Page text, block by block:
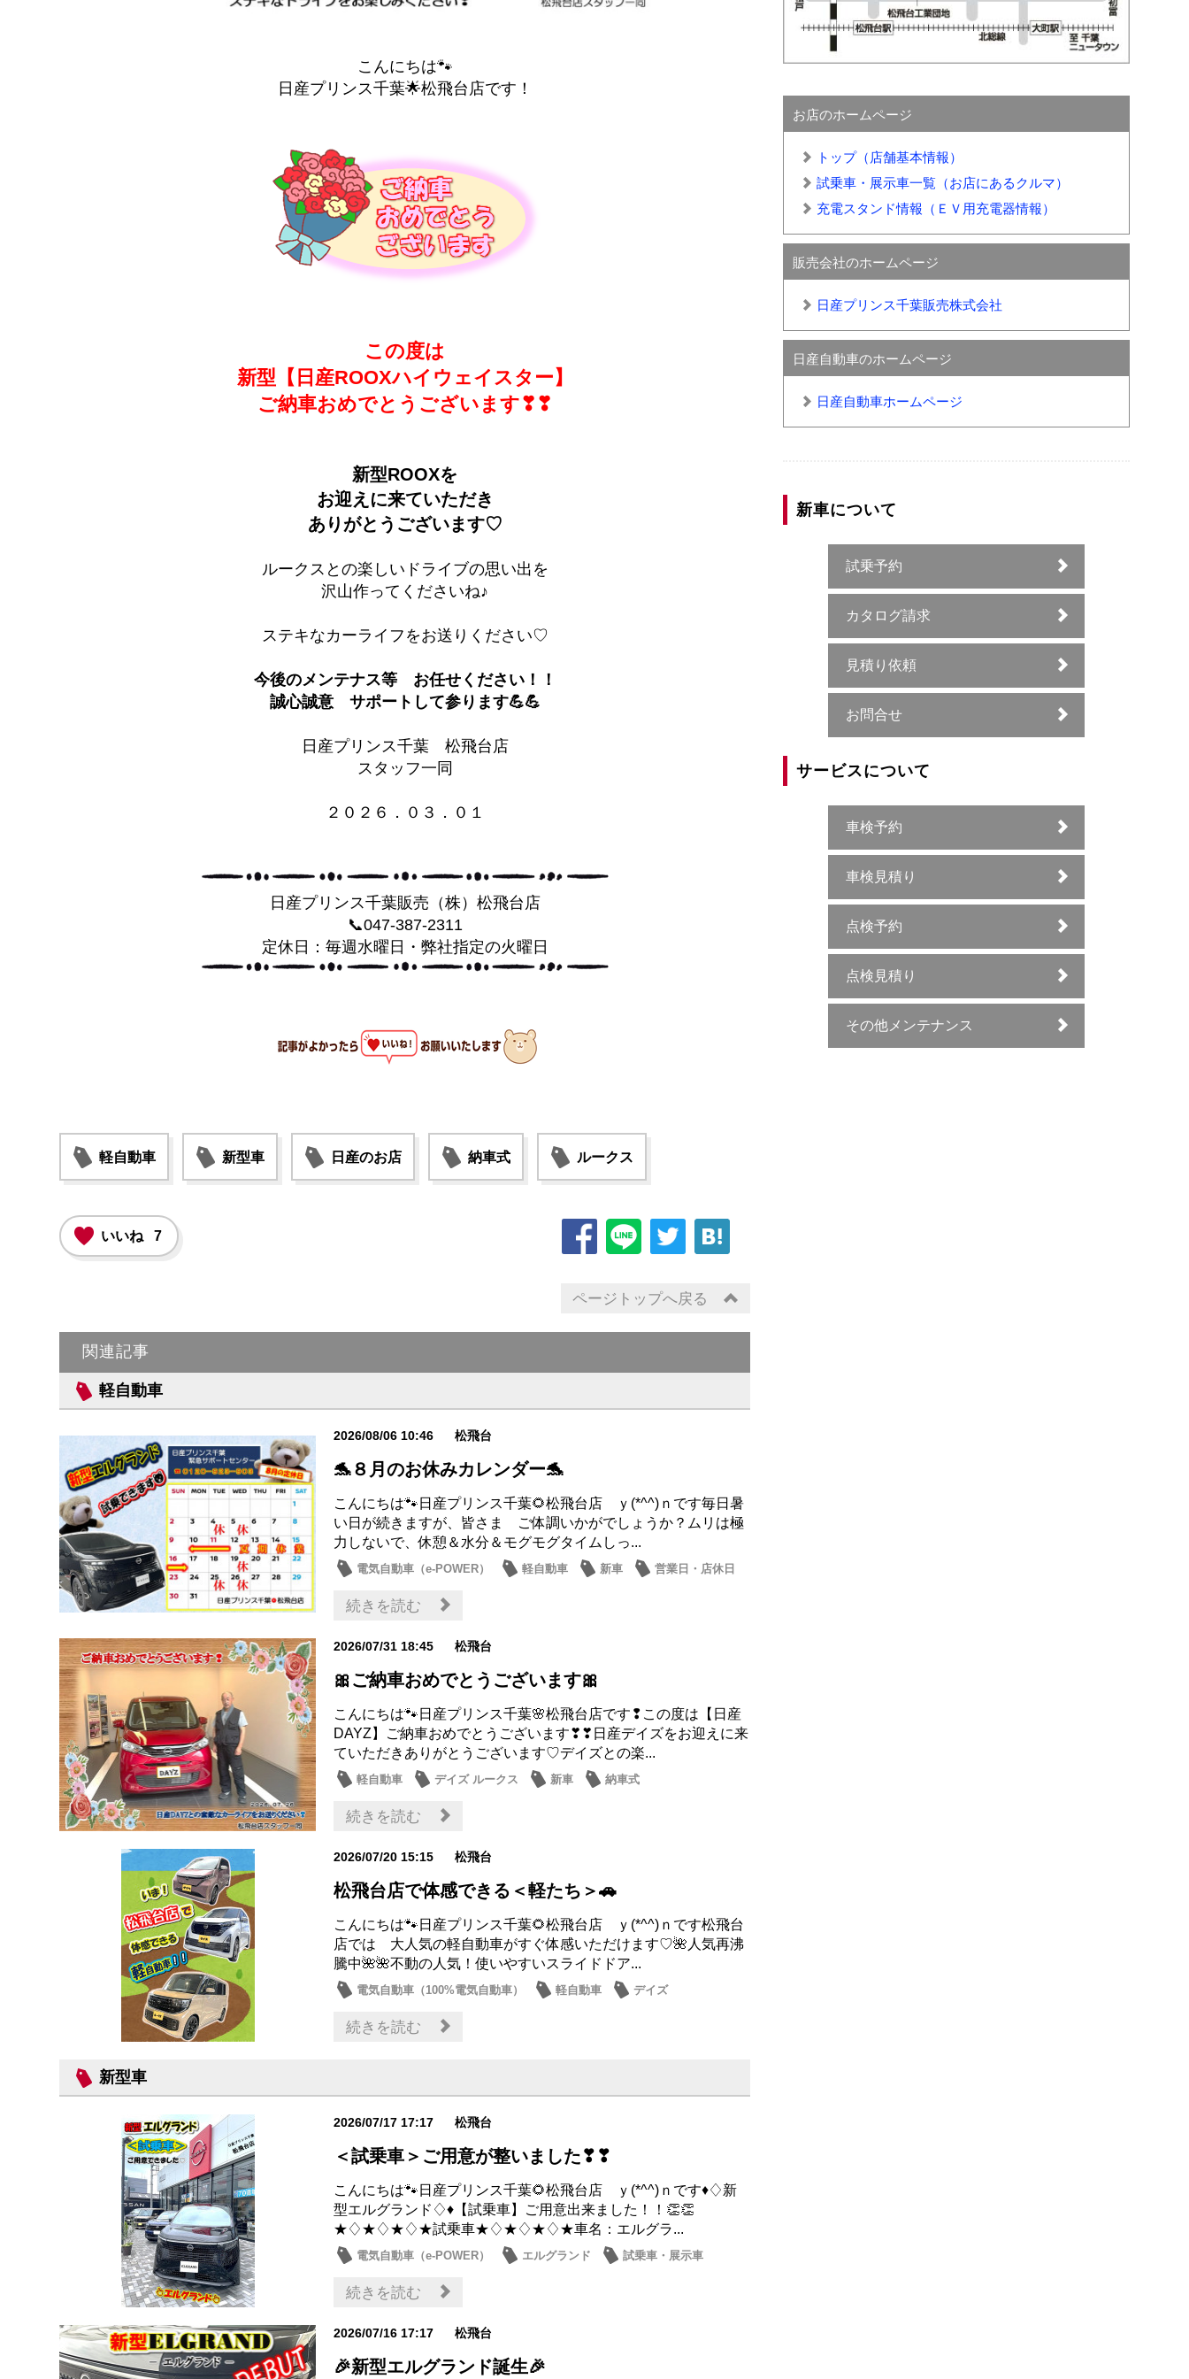
こんにちは🐾
日産プリンス千葉🌟松飛台店です！
この度は
新型【日産ROOXハイウェイスター】
ご納車おめでとうございます❣❣
新型ROOXを
お迎えに来ていただき
ありがとうございます♡
ルークスとの楽しいドライブの思い出を
沢山作ってくださいね♪
ステキなカーライフをお送りください♡
今後のメンテナス等 お任せください！！
誠心誠意 サポートして参ります💪💪
日産プリンス千葉 松飛台店
スタッフ一同
２０２６．０３．０１
日産プリンス千葉販売（株）松飛台店
📞047-387-2311
定休日：毎週水曜日・弊社指定の火曜日
軽自動車 新型車 日産のお店 納車式 ルークス
いいね 7
ページトップへ戻る
関連記事
軽自動車
2026/08/06 10:46 松飛台
🐬８月のお休みカレンダー🐬
こんにちは🐾日産プリンス千葉🌻松飛台店 ｙ(*^^)ｎです毎日暑
い日が続きますが、皆さま ご体調いかがでしょうか？ムリは極
力しないで、休憩＆水分＆モグモグタイムしっ...
電気自動車（e-POWER） 軽自動車 新車
営業日・店休日
日産のお店
続きを読む
2026/07/31 18:45 松飛台
🎀ご納車おめでとうございます🎀
こんにちは🐾日産プリンス千葉🌸松飛台店です❢この度は【日産
DAYZ】ご納車おめでとうございます❣❣日産デイズをお迎えに来
ていただきありがとうございます♡デイズとの楽...
軽自動車 デイズ ルークス 新車 納車式
続きを読む
2026/07/20 15:15 松飛台
松飛台店で体感できる＜軽たち＞🚗
こんにちは🐾日産プリンス千葉🌻松飛台店 ｙ(*^^)ｎです松飛台
店では 大人気の軽自動車がすぐ体感いただけます♡🌺人気再沸
騰中🌺🌺不動の人気！使いやすいスライドドア...
電気自動車（100%電気自動車） 軽自動車
デイズ
ルークス
サクラ
続きを読む
新型車
2026/07/17 17:17 松飛台
＜試乗車＞ご用意が整いました❣❣
こんにちは🐾日産プリンス千葉🌻松飛台店 ｙ(*^^)ｎです♦♢新
型エルグランド♢♦【試乗車】ご用意出来ました！！👏👏
★♢★♢★♢★試乗車★♢★♢★♢★車名：エルグラ...
電気自動車（e-POWER） エルグランド
試乗車・展示車
日産のお店
続きを読む
2026/07/16 17:17 松飛台
🎉新型エルグランド誕生🎉
お店のホームページ
トップ（店舗基本情報）
試乗車・展示車一覧（お店にあるクルマ）
充電スタンド情報（ＥＶ用充電器情報）
販売会社のホームページ
日産プリンス千葉販売株式会社
日産自動車のホームページ
日産自動車ホームページ
新車について
試乗予約
カタログ請求
見積り依頼
お問合せ
サービスについて
車検予約
車検見積り
点検予約
点検見積り
その他メンテナンス